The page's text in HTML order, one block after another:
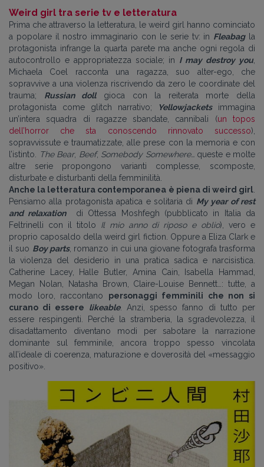
Weird girl tra serie tv e letteratura
Prima che attraverso la letteratura, le weird girl hanno cominciato
a popolare il nostro immaginario con le serie tv: in Fleabagla
protagonista infrange la quarta parete ma anche ogni regola di
autocontrollo e appropriatezza sociale; in I may destroy you,
Michaela Coel racconta una ragazza, suo alter-ego, che
sopravvive a una violenza riscrivendo da zero le coordinate del
trauma; Russian dollgioca con la reiterata morte della
protagonista come glitch narrativo;
Yellowjacketsimmagina
un’intera squadra di ragazze sbandate, cannibali (un topos
dell’horror che sta conoscendo rinnovato successo),
sopravvissute e traumatizzate, alle prese con la memoria e con
l’istinto.
The Bear, Beef, Somebody Somewhere…queste e molte
altre serie propongono varianti complesse, scomposte,
disturbate e disturbanti della femminilità.
Anche la letteratura contemporanea è piena di weird girl
Pensiamo alla protagonista apatica e solitaria di My year of rest
and relaxationdi Ottessa Moshfegh (pubblicato in Italia da
Feltrinelli con il titolo Il mio anno di riposo e oblio), vero e
proprio caposaldo della weird girl fiction. Oppure a Eliza Clark e
il suo Boy parts, romanzo in cui una giovane fotografa trasforma
la violenza del desiderio in una pratica sadica e narcisistica.
Catherine Lacey, Halle Butler, Amina Cain, Isabella Hammad,
Megan Nolan, Natasha Brown, Claire-Louise Bennett…: tutte, a
modo loro, raccontano personaggi femminili che non si
curano di essere likeable. Anzi, spesso fanno di tutto per
essere respingenti. Perché la stramberia, la sgradevolezza, il
disadattamento diventano modi per sabotare la narrazione
dominante sul femminile, ancora troppo spesso vincolata
all’ideale di coerenza, maturazione e doverosità del «messaggio
positivo».